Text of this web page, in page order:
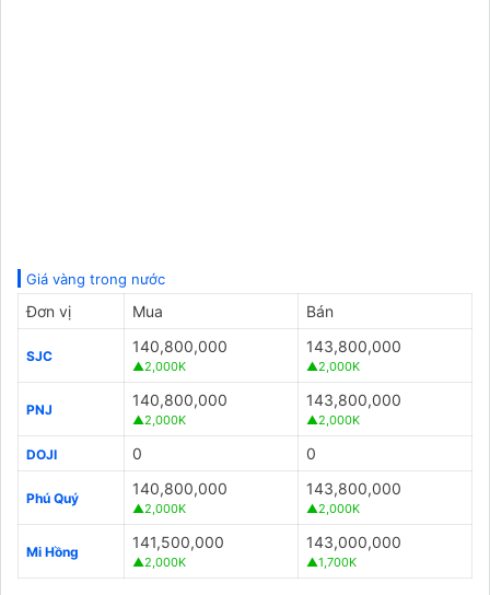
Giá vàng trong nước
Đơn vị Mua Bán
SJC
140,800,000
▲2,000K
143,800,000
▲2,000K
PNJ
140,800,000
▲2,000K
143,800,000
▲2,000K
DOJI 0 0
Phú Quý
140,800,000
▲2,000K
143,800,000
▲2,000K
Mi Hồng
141,500,000
▲2,000K
143,000,000
▲1,700K